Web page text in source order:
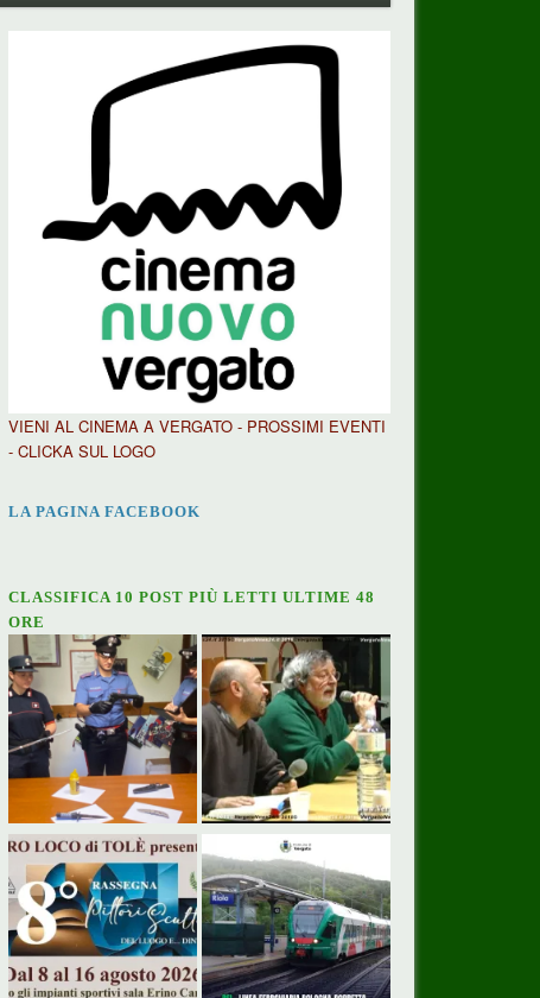
VIENI AL CINEMA A VERGATO - PROSSIMI EVENTI
- CLICKA SUL LOGO
LA PAGINA FACEBOOK
CLASSIFICA 10 POST PIÙ LETTI ULTIME 48
ORE